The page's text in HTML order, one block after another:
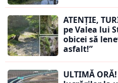
ATENȚIE,
pe Valea lui
obicei să
asfalt!”
ULTIMĂ